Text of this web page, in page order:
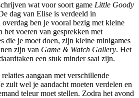
wat voor soort game Little Goody
dag van Elise is verdeeld in
ben je vooral bezig met kleine
voeren van gesprekken met
die je moet doen, zijn kleine minigames
zijn van Game & Watch Gallery. Het
een stuk minder saai zijn.
aangaan met verschillende
zult wel je aandacht moeten verdelen en
teleur moet stellen. Zodra het avond